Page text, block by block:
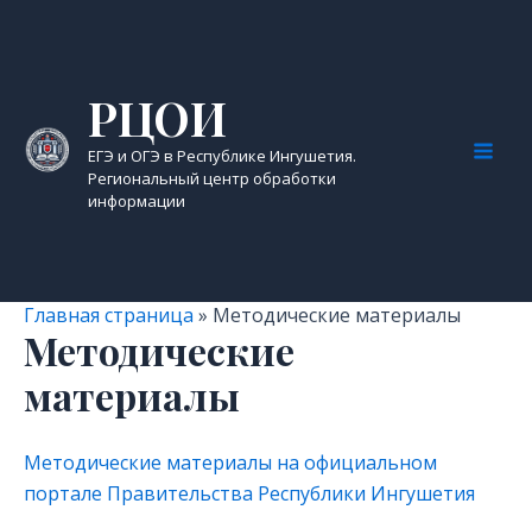
РЦОИ
ЕГЭ и ОГЭ в Республике Ингушетия.
Региональный центр обработки
информации
Главная страница » Методические материалы
Методические
материалы
Методические материалы на официальном
портале Правительства Республики Ингушетия